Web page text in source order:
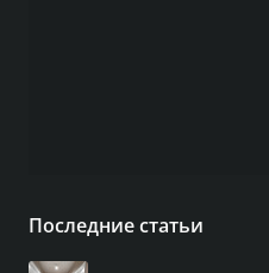
Последние статьи